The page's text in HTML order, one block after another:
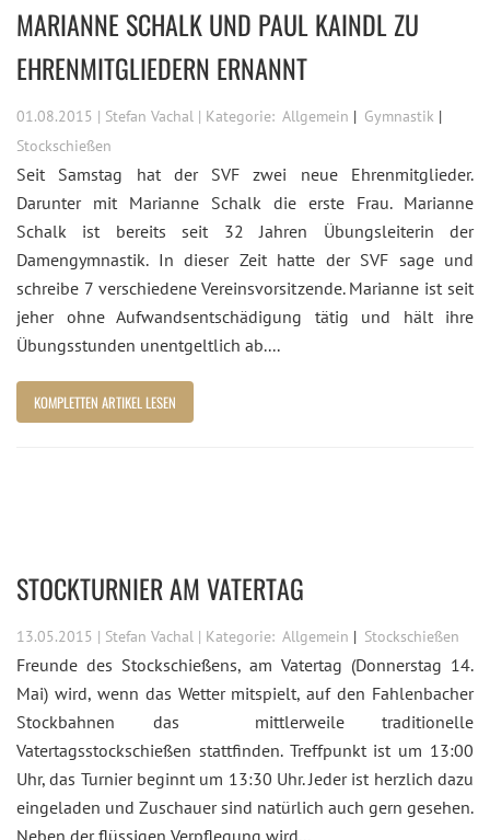
MARIANNE SCHALK UND PAUL KAINDL ZU
EHRENMITGLIEDERN ERNANNT
01.08.2015 | Stefan Vachal | Kategorie: Allgemein
Gymnastik
Stockschießen
Seit Samstag hat der SVF zwei neue Ehrenmitglieder.
Darunter mit Marianne Schalk die erste Frau. Marianne
Schalk ist bereits seit 32 Jahren Übungsleiterin der
Damengymnastik. In dieser Zeit hatte der SVF sage und
schreibe 7 verschiedene Vereinsvorsitzende. Marianne ist seit
jeher ohne Aufwandsentschädigung tätig und hält ihre
Übungsstunden unentgeltlich ab....
KOMPLETTEN ARTIKEL LESEN
STOCKTURNIER AM VATERTAG
13.05.2015 | Stefan Vachal | Kategorie: Allgemein Stockschießen
Freunde des Stockschießens, am Vatertag (Donnerstag 14.
Mai) wird, wenn das Wetter mitspielt, auf den Fahlenbacher
Stockbahnen das mittlerweile traditionelle
Vatertagsstockschießen stattfinden. Treffpunkt ist um 13:00
Uhr, das Turnier beginnt um 13:30 Uhr. Jeder ist herzlich dazu
eingeladen und Zuschauer sind natürlich auch gern gesehen.